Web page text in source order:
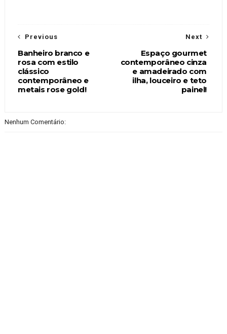
Next
Espaço gourmet
contemporâneo cinza
e amadeirado com
ilha, louceiro e teto
painel!
Previous
Banheiro branco e
rosa com estilo
clássico
contemporâneo e
metais rose gold!
Nenhum Comentário: